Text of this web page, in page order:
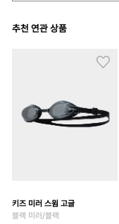
추천 연관 상품
키즈 미러 스윔 고글
블랙 미러/블랙